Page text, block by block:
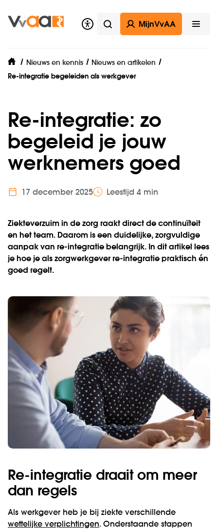
Zoeken
MijnVvAA
home
Nieuws en kennis
Nieuws en artikelen
Re-integratie begeleiden als werkgever
Re-integratie: zo
begeleid je jouw
werknemers goed
17 december 2025 Leestijd 4 min
Ziekteverzuim in de zorg raakt direct de continuïteit
en het team. Daarom is een duidelijke, zorgvuldige
aanpak van re-integratie belangrijk. In dit artikel lees
je hoe je als zorgwerkgever re-integratie praktisch én
goed regelt.
Re-integratie draait om meer
dan regels
Als werkgever heb je bij ziekte verschillende
wettelijke verplichtingen. Onderstaande stappen